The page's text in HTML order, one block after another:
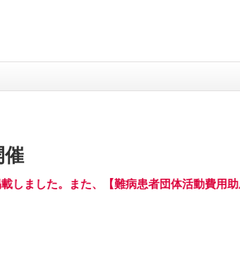
た。また、【難病患者団体活動費用助